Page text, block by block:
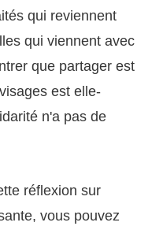
qui reviennent
qui viennent avec
que partager est
est elle-
n'a pas de
réflexion sur
vous pouvez